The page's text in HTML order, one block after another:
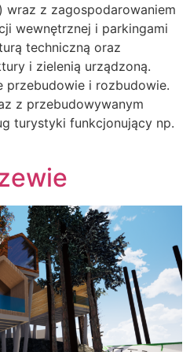
wraz z zagospodarowaniem
wewnętrznej i parkingami
techniczną oraz
i zielenią urządzoną.
przebudowie i rozbudowie.
z przebudowywanym
turystyki funkcjonujący np.